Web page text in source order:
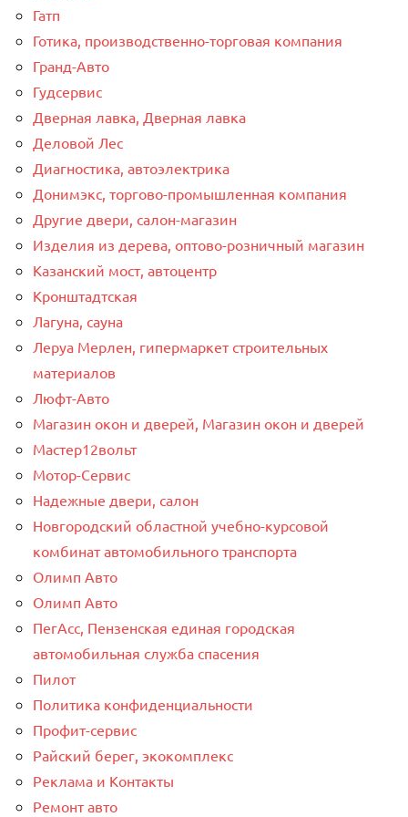
Гатп
Готика, производственно-торговая компания
Гранд-Авто
Гудсервис
Дверная лавка, Дверная лавка
Деловой Лес
Диагностика, автоэлектрика
Донимэкс, торгово-промышленная компания
Другие двери, салон-магазин
Изделия из дерева, оптово-розничный магазин
Казанский мост, автоцентр
Кронштадтская
Лагуна, сауна
Леруа Мерлен, гипермаркет строительных
материалов
Люфт-Авто
Магазин окон и дверей, Магазин окон и дверей
Мастер12вольт
Мотор-Сервис
Надежные двери, салон
Новгородский областной учебно-курсовой
комбинат автомобильного транспорта
Олимп Авто
Олимп Авто
ПегАсс, Пензенская единая городская
автомобильная служба спасения
Пилот
Политика конфиденциальности
Профит-сервис
Райский берег, экокомплекс
Реклама и Контакты
Ремонт авто